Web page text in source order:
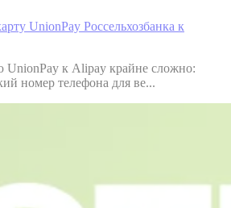
UnionPay Россельхозбанка к
UnionPay к Alipay крайне сложно:
номер телефона для ве...